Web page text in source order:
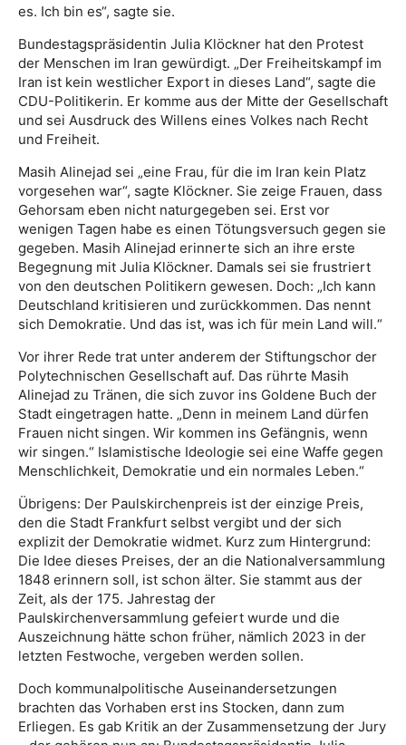
es. Ich bin es“, sagte sie.
Bundestagspräsidentin Julia Klöckner hat den Protest
der Menschen im Iran gewürdigt. „Der Freiheitskampf im
Iran ist kein westlicher Export in dieses Land“, sagte die
CDU-Politikerin. Er komme aus der Mitte der Gesellschaft
und sei Ausdruck des Willens eines Volkes nach Recht
und Freiheit.
Masih Alinejad sei „eine Frau, für die im Iran kein Platz
vorgesehen war“, sagte Klöckner. Sie zeige Frauen, dass
Gehorsam eben nicht naturgegeben sei. Erst vor
wenigen Tagen habe es einen Tötungsversuch gegen sie
gegeben. Masih Alinejad erinnerte sich an ihre erste
Begegnung mit Julia Klöckner. Damals sei sie frustriert
von den deutschen Politikern gewesen. Doch: „Ich kann
Deutschland kritisieren und zurückkommen. Das nennt
sich Demokratie. Und das ist, was ich für mein Land will.“
Vor ihrer Rede trat unter anderem der Stiftungschor der
Polytechnischen Gesellschaft auf. Das rührte Masih
Alinejad zu Tränen, die sich zuvor ins Goldene Buch der
Stadt eingetragen hatte. „Denn in meinem Land dürfen
Frauen nicht singen. Wir kommen ins Gefängnis, wenn
wir singen.“ Islamistische Ideologie sei eine Waffe gegen
Menschlichkeit, Demokratie und ein normales Leben.“
Übrigens: Der Paulskirchenpreis ist der einzige Preis,
den die Stadt Frankfurt selbst vergibt und der sich
explizit der Demokratie widmet. Kurz zum Hintergrund:
Die Idee dieses Preises, der an die Nationalversammlung
1848 erinnern soll, ist schon älter. Sie stammt aus der
Zeit, als der 175. Jahrestag der
Paulskirchenversammlung gefeiert wurde und die
Auszeichnung hätte schon früher, nämlich 2023 in der
letzten Festwoche, vergeben werden sollen.
Doch kommunalpolitische Auseinandersetzungen
brachten das Vorhaben erst ins Stocken, dann zum
Erliegen. Es gab Kritik an der Zusammensetzung der Jury